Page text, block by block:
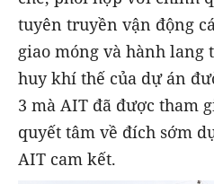
tuyên truyền vận động
giao móng và hành lang
huy khí thế của dự án
3 mà AIT đã được tham
quyết tâm về đích sớm
AIT cam kết.